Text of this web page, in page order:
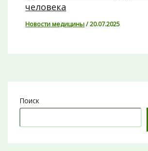
человека
Новости медицины/20.07.2025
Поиск